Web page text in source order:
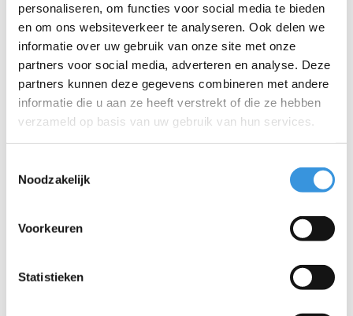
personaliseren, om functies voor social media te bieden
en om ons websiteverkeer te analyseren. Ook delen we
informatie over uw gebruik van onze site met onze
partners voor social media, adverteren en analyse. Deze
partners kunnen deze gegevens combineren met andere
informatie die u aan ze heeft verstrekt of die ze hebben
verzameld op basis van uw gebruik van hun services.
Noodzakelijk
Voorkeuren
Statistieken
LED wielset Mini Micro
LED wielset Maxi Micro
€22,95